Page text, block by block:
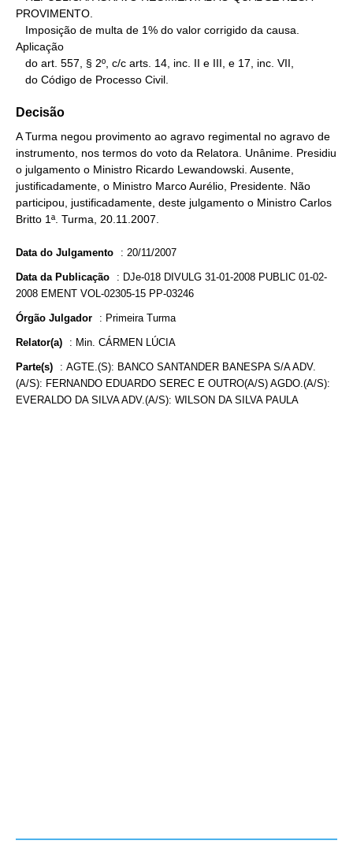
PROVIMENTO.
Aplicação
   do Código de Processo Civil.
Decisão
A Turma negou provimento ao agravo regimental no agravo de
instrumento, nos termos do voto da Relatora. Unânime. Presidiu
o julgamento o Ministro Ricardo Lewandowski. Ausente,
justificadamente, o Ministro Marco Aurélio, Presidente. Não
participou, justificadamente, deste julgamento o Ministro Carlos
Britto 1ª. Turma, 20.11.2007.
Data do Julgamento : 20/11/2007
Data da Publicação : DJe-018 DIVULG 31-01-2008 PUBLIC 01-02-
2008 EMENT VOL-02305-15 PP-03246
Órgão Julgador : Primeira Turma
Relator(a) : Min. CÁRMEN LÚCIA
Parte(s) : AGTE.(S): BANCO SANTANDER BANESPA S/A ADV.
(A/S): FERNANDO EDUARDO SEREC E OUTRO(A/S) AGDO.(A/S):
EVERALDO DA SILVA ADV.(A/S): WILSON DA SILVA PAULA